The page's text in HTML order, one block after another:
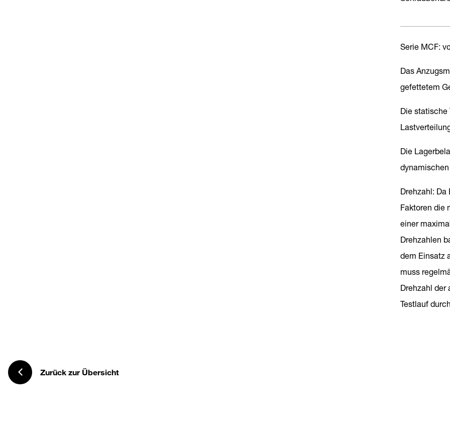
Serie MCF:
Das
gefettetem
Die statische
Die
Drehzahl:
Faktoren die
einer
Drehzahlen
dem Einsatz
muss
Drehzahl der
Testlauf
Zurück zur Übersicht